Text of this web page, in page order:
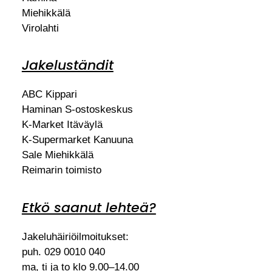
Miehikkälä
Virolahti
Jakeluständit
ABC Kippari
Haminan S-ostoskeskus
K-Market Itäväylä
K-Supermarket Kanuuna
Sale Miehikkälä
Reimarin toimisto
Etkö saanut lehteä?
Jakeluhäiriöilmoitukset:
puh. 029 0010 040
ma, ti ja to klo 9.00–14.00